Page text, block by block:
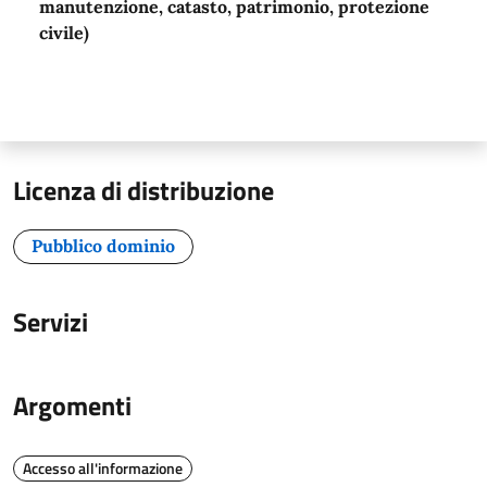
manutenzione, catasto, patrimonio, protezione
civile)
Licenza di distribuzione
Pubblico dominio
Servizi
Argomenti
Accesso all'informazione